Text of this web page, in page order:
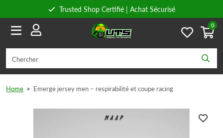
Trusted Shop Certifié | Achat Sécurisé
Conseils personnels
0
Home > Emerge jersey men – respirabilité et coupe racing